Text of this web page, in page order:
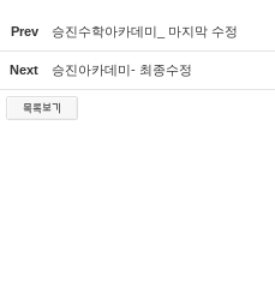
Prev 승진수학아카데미_ 마지막 수정
Next 승진아카데미- 최종수정